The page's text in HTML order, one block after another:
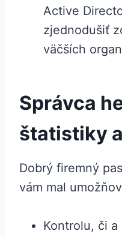
Active
zjednodušiť
väčších
Správca
štatistiky
Dobrý firemný
vám mal
Kontrolu, či a